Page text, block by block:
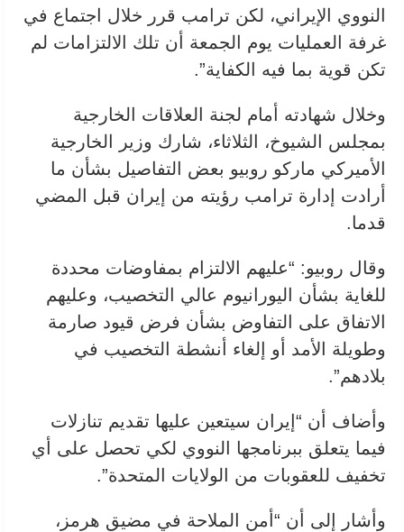
النووي الإيراني، لكن ترامب قرر خلال اجتماع في
غرفة العمليات يوم الجمعة أن تلك الالتزامات لم
تكن قوية بما فيه الكفاية”.
وخلال شهادته أمام لجنة العلاقات الخارجية
بمجلس الشيوخ، الثلاثاء، شارك وزير الخارجية
الأميركي ماركو روبيو بعض التفاصيل بشأن ما
أرادت إدارة ترامب رؤيته من إيران قبل المضي
قدما.
وقال روبيو: “عليهم الالتزام بمفاوضات محددة
للغاية بشأن اليورانيوم عالي التخصيب، وعليهم
الاتفاق على التفاوض بشأن فرض قيود صارمة
وطويلة الأمد أو إلغاء أنشطة التخصيب في
بلادهم”.
وأضاف أن “إيران سيتعين عليها تقديم تنازلات
فيما يتعلق ببرنامجها النووي لكي تحصل على أي
تخفيف للعقوبات من الولايات المتحدة”.
وأشار إلى أن “أمن الملاحة في مضيق هرمز،